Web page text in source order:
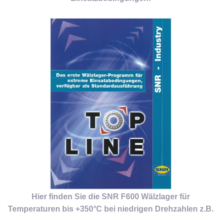
Hier finden Sie die SNR F600 Wälzlager für
Temperaturen bis +350°C bei niedrigen Drehzahlen z.B.